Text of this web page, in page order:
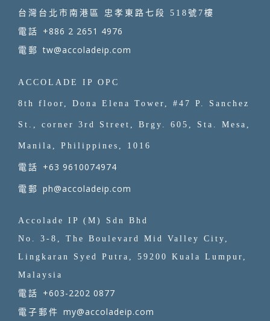
台灣台北市南港區 忠孝東路七段 518號7樓
電話 +886 2 2651 4976
電郵tw@accoladeip.com
ACCOLADE IP OPC
8th floor, Dona Elena Tower, #47 P. Sanchez
St., corner 3rd Street, Brgy. 605, Sta. Mesa,
Manila, Philippines, 1016
電話 +63 9610074974
電郵 ph@accoladeip.com
Accolade IP (M) Sdn Bhd
No. 3-8, The Boulevard Mid Valley City,
Lingkaran Syed Putra, 59200 Kuala Lumpur,
Malaysia
電話 +603-2202 0877
電子郵件 my@accoladeip.com